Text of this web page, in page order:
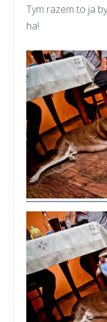
Tym razem to ja
ha!